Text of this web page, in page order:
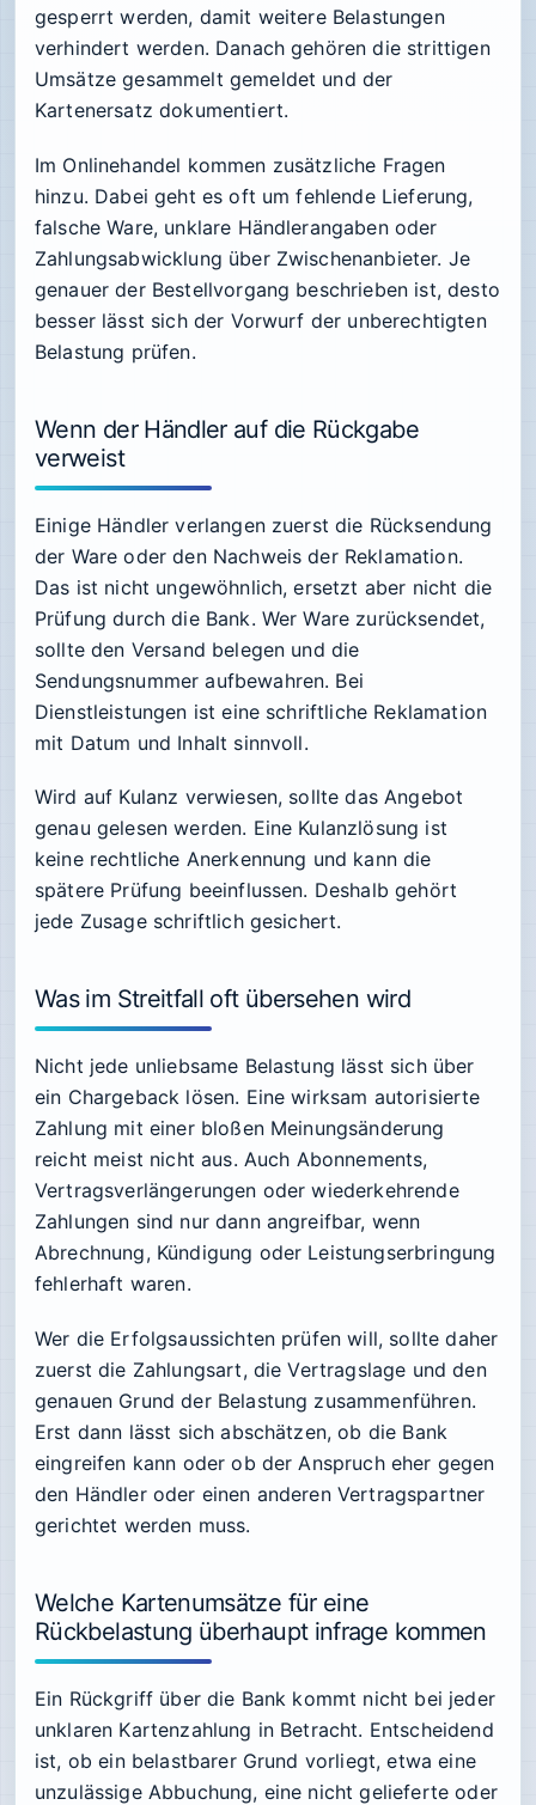
gesperrt werden, damit weitere Belastungen
verhindert werden. Danach gehören die strittigen
Umsätze gesammelt gemeldet und der
Kartenersatz dokumentiert.
Im Onlinehandel kommen zusätzliche Fragen
hinzu. Dabei geht es oft um fehlende Lieferung,
falsche Ware, unklare Händlerangaben oder
Zahlungsabwicklung über Zwischenanbieter. Je
genauer der Bestellvorgang beschrieben ist, desto
besser lässt sich der Vorwurf der unberechtigten
Belastung prüfen.
Wenn der Händler auf die Rückgabe
verweist
Einige Händler verlangen zuerst die Rücksendung
der Ware oder den Nachweis der Reklamation.
Das ist nicht ungewöhnlich, ersetzt aber nicht die
Prüfung durch die Bank. Wer Ware zurücksendet,
sollte den Versand belegen und die
Sendungsnummer aufbewahren. Bei
Dienstleistungen ist eine schriftliche Reklamation
mit Datum und Inhalt sinnvoll.
Wird auf Kulanz verwiesen, sollte das Angebot
genau gelesen werden. Eine Kulanzlösung ist
keine rechtliche Anerkennung und kann die
spätere Prüfung beeinflussen. Deshalb gehört
jede Zusage schriftlich gesichert.
Was im Streitfall oft übersehen wird
Nicht jede unliebsame Belastung lässt sich über
ein Chargeback lösen. Eine wirksam autorisierte
Zahlung mit einer bloßen Meinungsänderung
reicht meist nicht aus. Auch Abonnements,
Vertragsverlängerungen oder wiederkehrende
Zahlungen sind nur dann angreifbar, wenn
Abrechnung, Kündigung oder Leistungserbringung
fehlerhaft waren.
Wer die Erfolgsaussichten prüfen will, sollte daher
zuerst die Zahlungsart, die Vertragslage und den
genauen Grund der Belastung zusammenführen.
Erst dann lässt sich abschätzen, ob die Bank
eingreifen kann oder ob der Anspruch eher gegen
den Händler oder einen anderen Vertragspartner
gerichtet werden muss.
Welche Kartenumsätze für eine
Rückbelastung überhaupt infrage kommen
Ein Rückgriff über die Bank kommt nicht bei jeder
unklaren Kartenzahlung in Betracht. Entscheidend
ist, ob ein belastbarer Grund vorliegt, etwa eine
unzulässige Abbuchung, eine nicht gelieferte oder